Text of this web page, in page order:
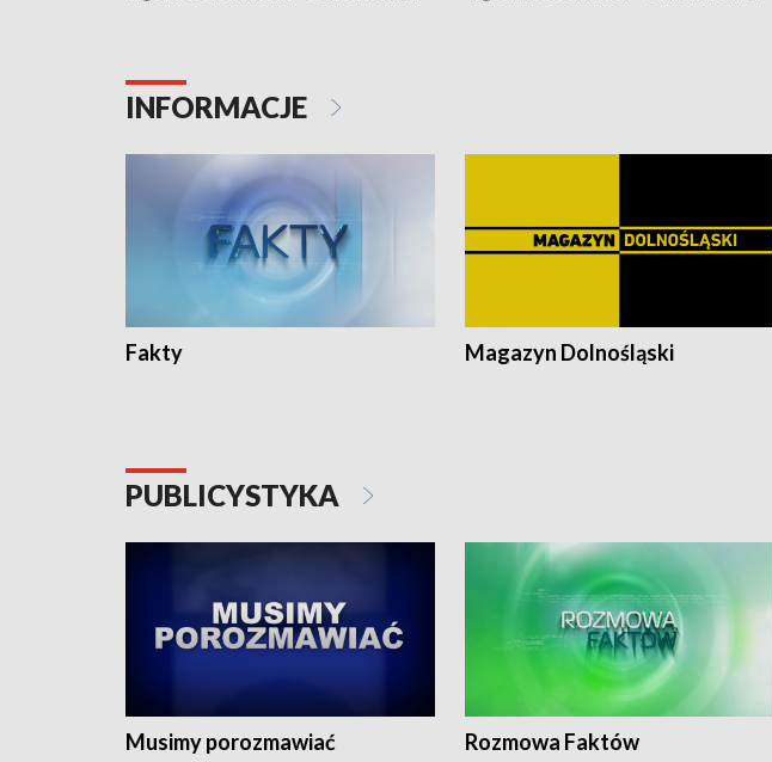
● Odbudowa po powodzi ● Filmowy
Lubomierz
INFORMACJE
Fakty Magazyn Dolnośląski
PUBLICYSTYKA
Musimy porozmawiać Rozmowa Faktów